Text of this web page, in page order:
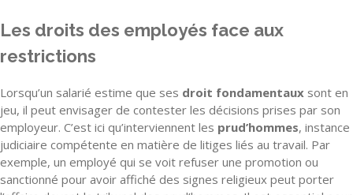
Les droits des employés face aux
restrictions
Lorsqu’un salarié estime que ses droit fondamentaux sont en
jeu, il peut envisager de contester les décisions prises par son
employeur. C’est ici qu’interviennent les prud’hommes, instance
judiciaire compétente en matière de litiges liés au travail. Par
exemple, un employé qui se voit refuser une promotion ou
sanctionné pour avoir affiché des signes religieux peut porter